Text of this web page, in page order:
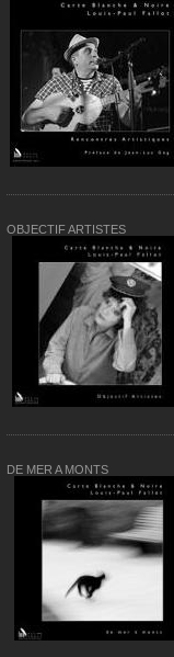
OBJECTIF ARTISTES
DE MER A MONTS